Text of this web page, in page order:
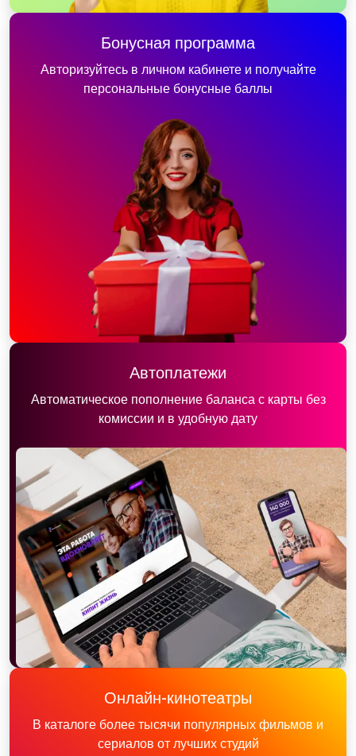
Бонусная программа
Авторизуйтесь в личном кабинете и получайте
персональные бонусные баллы
Автоплатежи
Автоматическое пополнение баланса с карты без
комиссии и в удобную дату
Онлайн-кинотеатры
В каталоге более тысячи популярных фильмов и
сериалов от лучших студий